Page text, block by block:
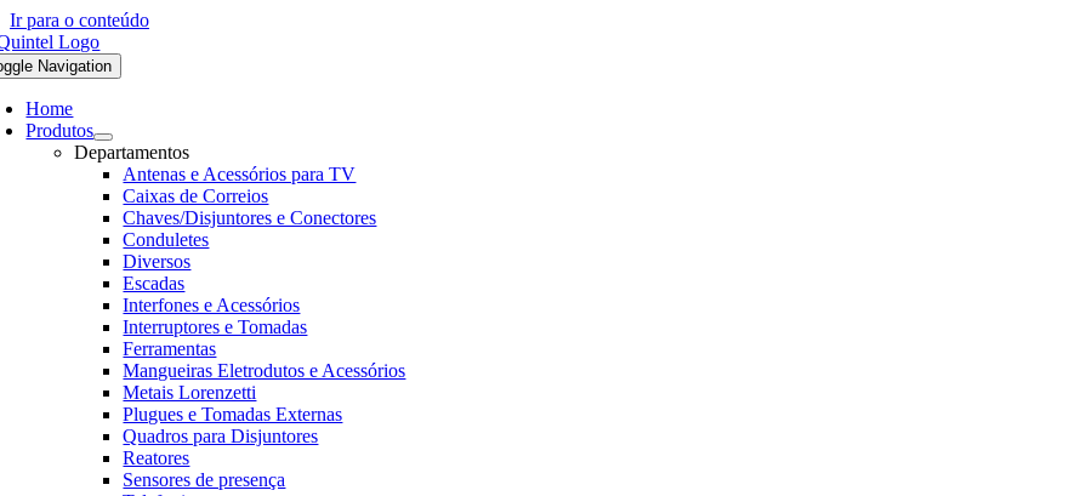
Ir para o conteúdo
Navigation
Home
Produtos
Departamentos
Antenas e Acessórios para TV
Caixas de Correios
Chaves/Disjuntores e Conectores
Conduletes
Diversos
Escadas
Interfones e Acessórios
Interruptores e Tomadas
Ferramentas
Mangueiras Eletrodutos e Acessórios
Metais Lorenzetti
Plugues e Tomadas Externas
Quadros para Disjuntores
Reatores
Sensores de presença